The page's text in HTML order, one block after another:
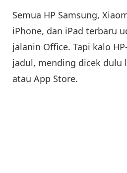
Semua HP Samsung,
iPhone, dan iPad terbaru
jalanin Office. Tapi kalo
jadul, mending dicek dulu
atau App Store.